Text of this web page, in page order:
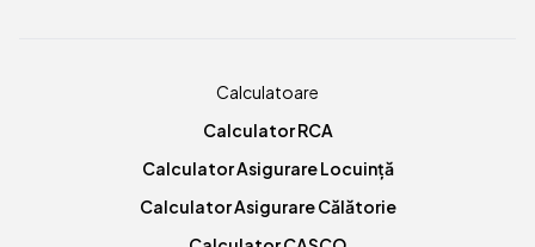
Calculatoare
Calculator RCA
Calculator Asigurare Locuință
Calculator Asigurare Călătorie